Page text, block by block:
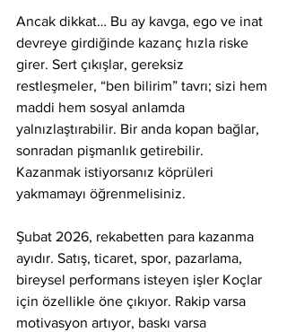
Ancak dikkat… Bu ay kavga, ego ve inat
devreye girdiğinde kazanç hızla riske
girer. Sert çıkışlar, gereksiz
restleşmeler, “ben bilirim” tavrı; sizi hem
maddi hem sosyal anlamda
yalnızlaştırabilir. Bir anda kopan bağlar,
sonradan pişmanlık getirebilir.
Kazanmak istiyorsanız köprüleri
yakmamayı öğrenmelisiniz.
Şubat 2026, rekabetten para kazanma
ayıdır. Satış, ticaret, spor, pazarlama,
bireysel performans isteyen işler Koçlar
için özellikle öne çıkıyor. Rakip varsa
motivasyon artıyor, baskı varsa